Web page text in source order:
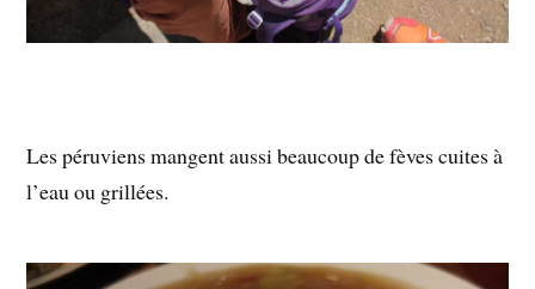
Les péruviens mangent aussi beaucoup de fèves cuites à
l’eau ou grillées.